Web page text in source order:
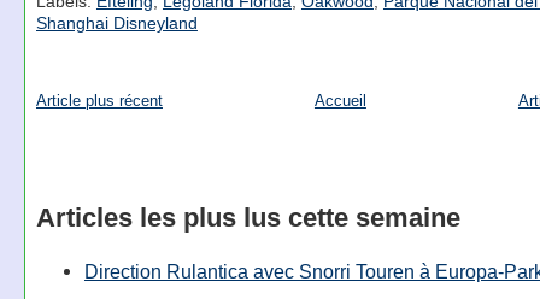
Shanghai Disneyland
Article plus récent Accueil
Articles les plus lus cette semaine
Direction Rulantica avec Snorri Touren à Europa-